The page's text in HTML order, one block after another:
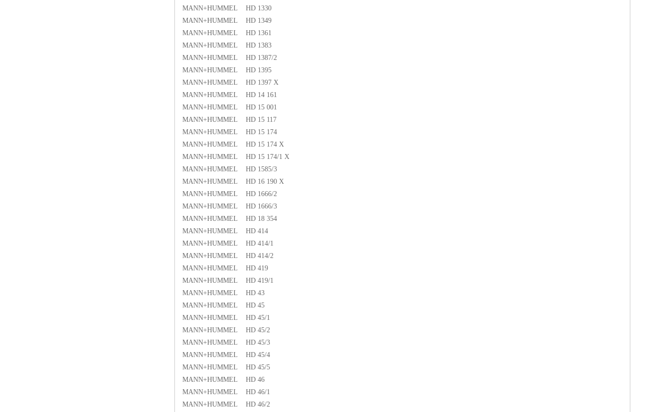
MANN+HUMMEL HD 1330
MANN+HUMMEL HD 1349
MANN+HUMMEL HD 1361
MANN+HUMMEL HD 1383
MANN+HUMMEL HD 1387/2
MANN+HUMMEL HD 1395
MANN+HUMMEL HD 1397 X
MANN+HUMMEL HD 14 161
MANN+HUMMEL HD 15 001
MANN+HUMMEL HD 15 117
MANN+HUMMEL HD 15 174
MANN+HUMMEL HD 15 174 X
MANN+HUMMEL HD 15 174/1 X
MANN+HUMMEL HD 1585/3
MANN+HUMMEL HD 16 190 X
MANN+HUMMEL HD 1666/2
MANN+HUMMEL HD 1666/3
MANN+HUMMEL HD 18 354
MANN+HUMMEL HD 414
MANN+HUMMEL HD 414/1
MANN+HUMMEL HD 414/2
MANN+HUMMEL HD 419
MANN+HUMMEL HD 419/1
MANN+HUMMEL HD 43
MANN+HUMMEL HD 45
MANN+HUMMEL HD 45/1
MANN+HUMMEL HD 45/2
MANN+HUMMEL HD 45/3
MANN+HUMMEL HD 45/4
MANN+HUMMEL HD 45/5
MANN+HUMMEL HD 46
MANN+HUMMEL HD 46/1
MANN+HUMMEL HD 46/2